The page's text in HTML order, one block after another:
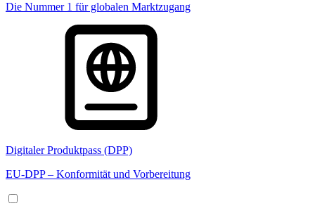
Die Nummer 1 für globalen Marktzugang
Digitaler Produktpass (DPP)
EU-DPP – Konformität und Vorbereitung